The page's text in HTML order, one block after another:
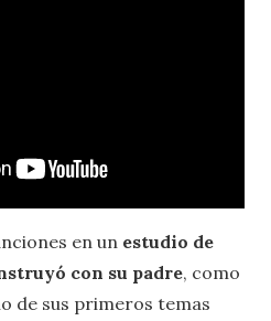
en un estudio de
con su padre, como
de sus primeros temas